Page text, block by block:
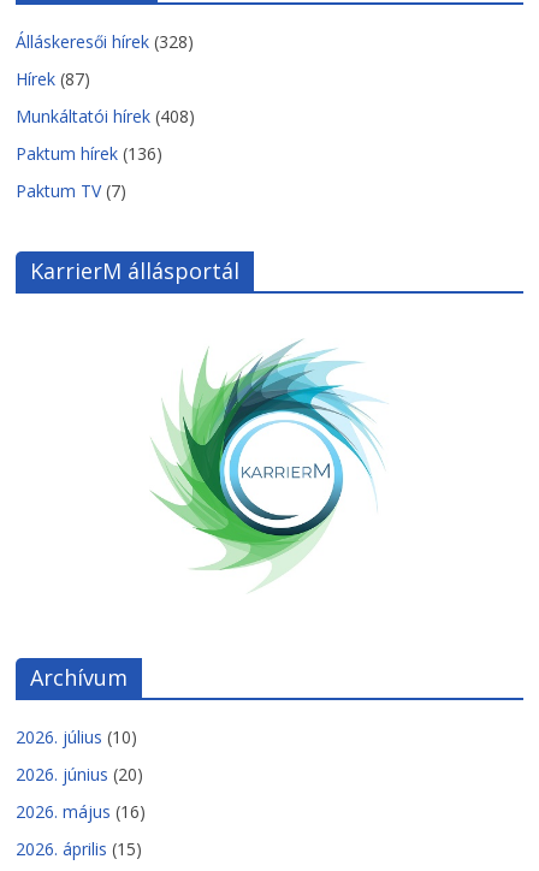
Álláskeresői hírek (328)
Hírek (87)
Munkáltatói hírek (408)
Paktum hírek (136)
Paktum TV(7)
KarrierM állásportál
Archívum
2026. július (10)
2026. június (20)
2026. május (16)
2026. április (15)